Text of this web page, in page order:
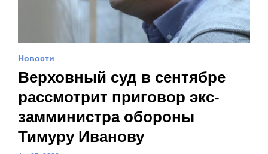
Новости
Верховный суд в сентябре
рассмотрит приговор экс-
замминистра обороны
Тимуру Иванову